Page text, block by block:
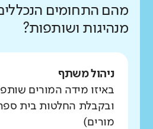
מהם התחומים
מנהיגות ושותפות?
ניהול משתף
באיזו מידה המורים
ובקבלת החלטות בית
מורים)